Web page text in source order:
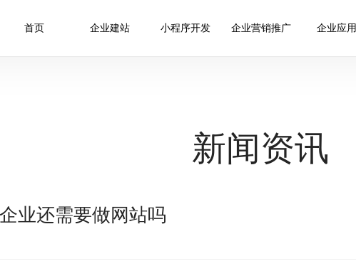
新闻资讯
业还需要做网站吗
首页 企业建站 小程序开发 企业营销推广 企业应用